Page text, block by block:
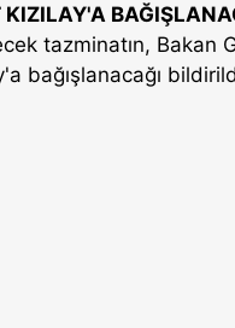
KIZILAY'A
tazminatın, Bakan
bağışlanacağı